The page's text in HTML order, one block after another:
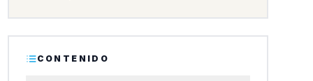
CONTENIDO